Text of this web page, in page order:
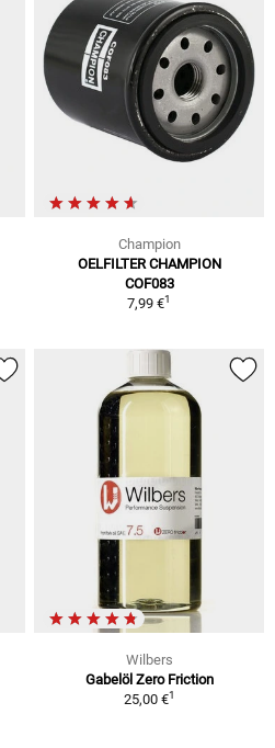
Champion
OELFILTER CHAMPION
COF083
7,99 €1
Wilbers
Gabelöl Zero Friction
25,00 €1